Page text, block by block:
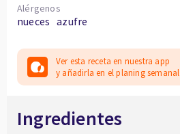
Alérgenos
nueces azufre
Ver esta receta en nuestra app
y añadirla en el planing semanal
Ingredientes